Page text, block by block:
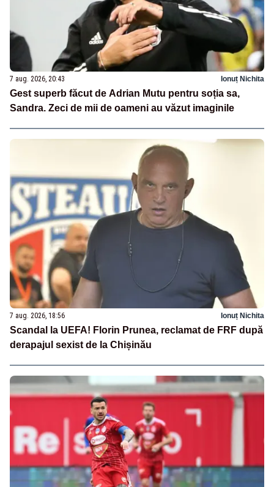
7 aug. 2026, 20:43 Ionuț Nichita
Gest superb făcut de Adrian Mutu pentru soția sa,
Sandra. Zeci de mii de oameni au văzut imaginile
7 aug. 2026, 18:56 Ionuț Nichita
Scandal la UEFA! Florin Prunea, reclamat de FRF după
derapajul sexist de la Chișinău